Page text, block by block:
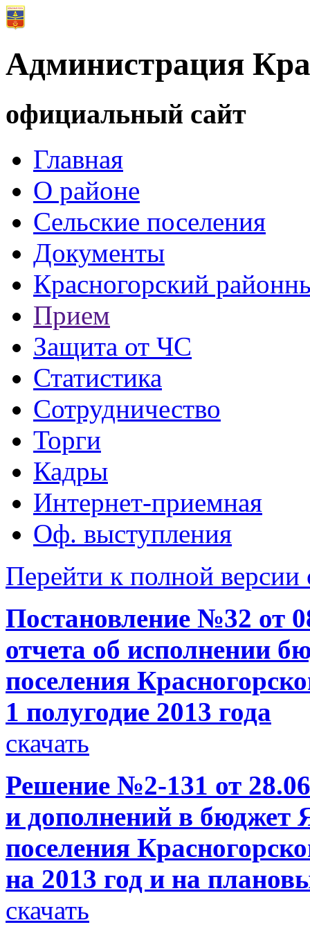
Администрация
официальный сайт
Главная
О районе
Сельские поселения
Документы
Красногорский
Прием
Защита от ЧС
Статистика
Сотрудничество
Торги
Кадры
Интернет-приемная
Оф. выступления
Перейти к полной версии
Постановление №32 от
отчета об исполнении
поселения
1 полугодие 2013 года
скачать
Решение №2-131 от
и дополнений в бюджет
поселения
на 2013 год и на
скачать